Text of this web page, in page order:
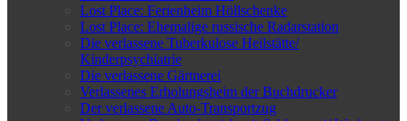
Lost Place: Ferienheim Höllschenke
Lost Place: Ehemalige russische Radarstation
Die verlassene Tuberkulose Heilstätte/
Kinderpsychiatrie
Die verlassene Gärtnerei
Verlassenes Erholungsheim der Buchdrucker
Der verlassene Auto-Transportzug